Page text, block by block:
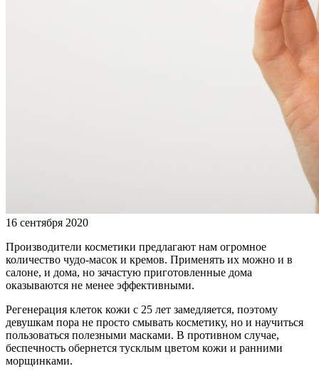
16 сентября 2020
Производители косметики предлагают нам огромное
количество чудо-масок и кремов. Применять их можно и в
салоне, и дома, но зачастую приготовленные дома
оказываются не менее эффективными.
Регенерация клеток кожи с 25 лет замедляется, поэтому
девушкам пора не просто смывать косметику, но и научиться
пользоваться полезными масками. В противном случае,
беспечность обернется тусклым цветом кожи и ранними
морщинками.